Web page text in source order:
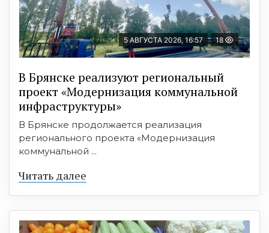
5 АВГУСТА 2026, 16:57 18
В Брянске реализуют региональный
проект «Модернизация коммунальной
инфраструктуры»
В Брянске продолжается реализация
регионального проекта «Модернизация
коммунальной ...
Читать далее